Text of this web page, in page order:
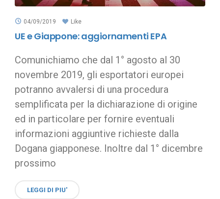
04/09/2019 Like
UE e Giappone: aggiornamenti EPA
Comunichiamo che dal 1° agosto al 30
novembre 2019, gli esportatori europei
potranno avvalersi di una procedura
semplificata per la dichiarazione di origine
ed in particolare per fornire eventuali
informazioni aggiuntive richieste dalla
Dogana giapponese. Inoltre dal 1° dicembre
prossimo
LEGGI DI PIU'